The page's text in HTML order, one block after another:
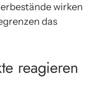
wirken
das
reagieren